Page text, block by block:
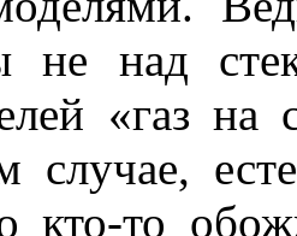
не над
«газ на
случае,
кто-то